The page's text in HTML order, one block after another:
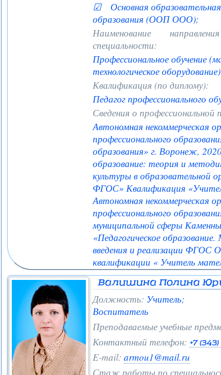
☑ Основная
образования (ООП ООО);
Наименование
специальности:
Профессиональное обучение
технологическое оборудование)
Квалификация (по диплому):
Педагог профессионального
Сведения о профессиональной
Автономная некоммерческая
профессионального
образования» г. Воронеж,
образование: теория и
культуры в образовательной
ФГОС» Квалификация
Автономная некоммерческая
профессионального
муниципальной сферы
«Педагогическое
введения и реализации
квалификации « Учитель
Валишина Полина
Должность: Учитель;
Воспитатель
Преподаваемые учебные
Контактный телефон: +7
E-mail: armou1@mail.ru
Стаж работы по